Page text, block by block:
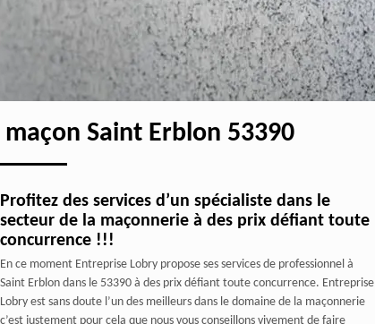
Saint Erblon 53390
Profitez des services d’un spécialiste dans le
secteur de la maçonnerie à des prix défiant toute
concurrence !!!
En ce moment Entreprise Lobry propose ses services de professionnel à
Saint Erblon dans le 53390 à des prix défiant toute concurrence. Entreprise
Lobry est sans doute l’un des meilleurs dans le domaine de la maçonnerie
c’est justement pour cela que nous vous conseillons vivement de faire